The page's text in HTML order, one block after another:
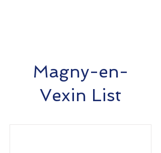
Magny-en-
Vexin List